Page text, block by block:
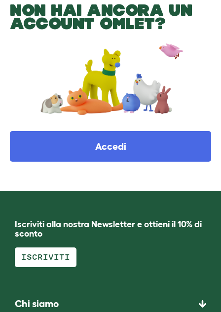
NON HAI ANCORA UN
ACCOUNT OMLET?
Accedi
Iscriviti alla nostra Newsletter e ottieni il 10% di
sconto
ISCRIVITI
Chi siamo